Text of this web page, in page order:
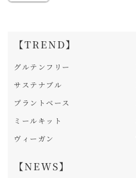
【TREND】
グルテンフリー
サステナブル
プラントベース
ミールキット
ヴィーガン
【NEWS】